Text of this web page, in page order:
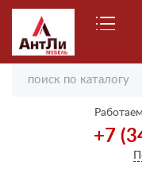
Работаем
+7